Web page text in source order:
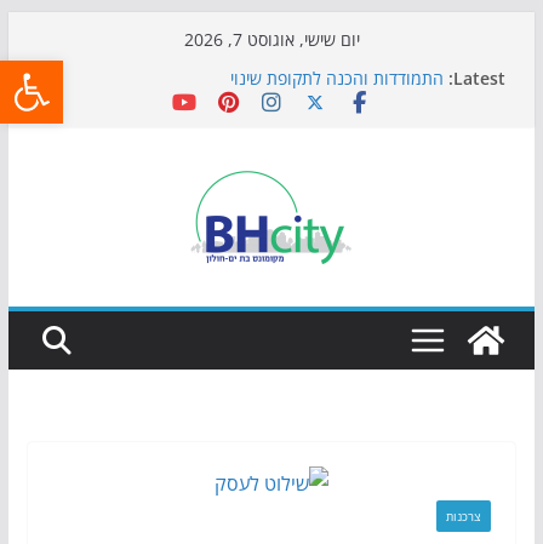
יום שישי, אוגוסט 7, 2026
Latest: התמודדות והכנה לתקופת שינוי
אי ההרפתקאות ממשיך לכבוש את הגינות: מאות משפחות
כדורגל באווירה מיוחדת: הקרנת גמר המונדיאל בטרמינל
הקיץ של בני הנוער בבת־ים: חוף הריביירה הופך למרחב
בטוח בשעות הערב
צרכנות